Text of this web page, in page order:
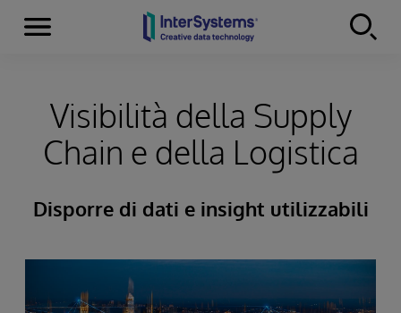
Skip to content
Menu
Visibilità della Supply
Chain e della Logistica
Disporre di dati e insight utilizzabili